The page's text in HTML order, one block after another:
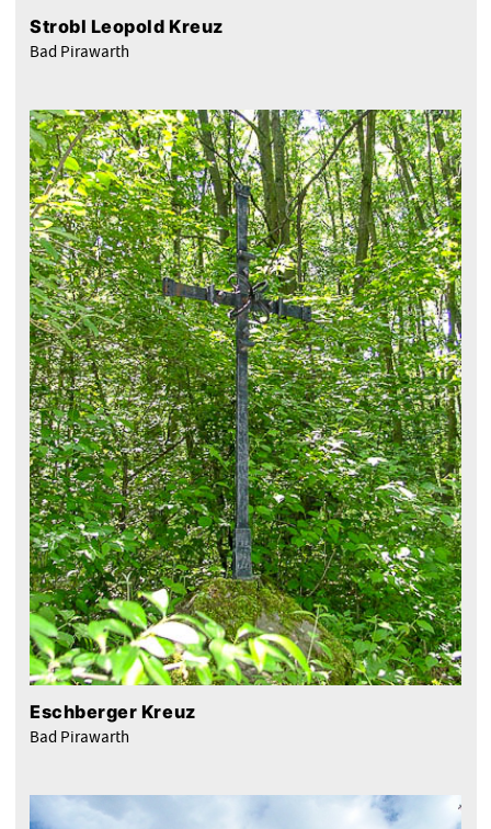
Strobl Leopold Kreuz
Bad Pirawarth
Eschberger Kreuz
Bad Pirawarth